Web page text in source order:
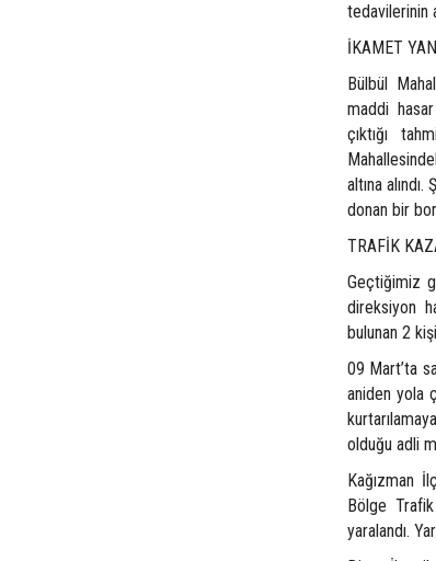
tedavilerinin
İKAMET
Bülbül
maddi
çıktığı
altına
donan bir
TRAFİK
Geçtiğimiz
direksiyon
bulunan 2
09 Mart’ta
aniden yola
olduğu adli
Kağızman
Bölge
yaralandı.